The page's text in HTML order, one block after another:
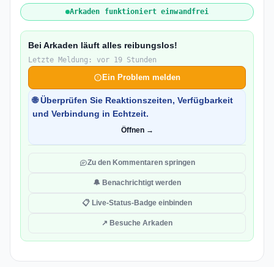
Arkaden funktioniert einwandfrei
Bei Arkaden läuft alles reibungslos!
Letzte Meldung: vor 19 Stunden
Ein Problem melden
🌐 Überprüfen Sie Reaktionszeiten, Verfügbarkeit
und Verbindung in Echtzeit.
Öffnen →
Zu den Kommentaren springen
🔔 Benachrichtigt werden
📋 Live-Status-Badge einbinden
↗ Besuche Arkaden